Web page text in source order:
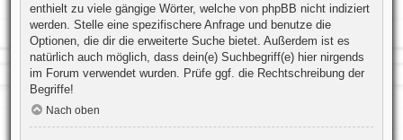
enthielt zu viele gängige Wörter, welche von phpBB nicht indiziert
werden. Stelle eine spezifischere Anfrage und benutze die
Optionen, die dir die erweiterte Suche bietet. Außerdem ist es
natürlich auch möglich, dass dein(e) Suchbegriff(e) hier nirgends
im Forum verwendet wurden. Prüfe ggf. die Rechtschreibung der
Begriffe!
Nach oben